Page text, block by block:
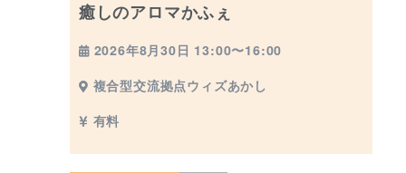
癒しのアロマかふぇ
2026年8月30日 13:00〜16:00
複合型交流拠点ウィズあかし
有料